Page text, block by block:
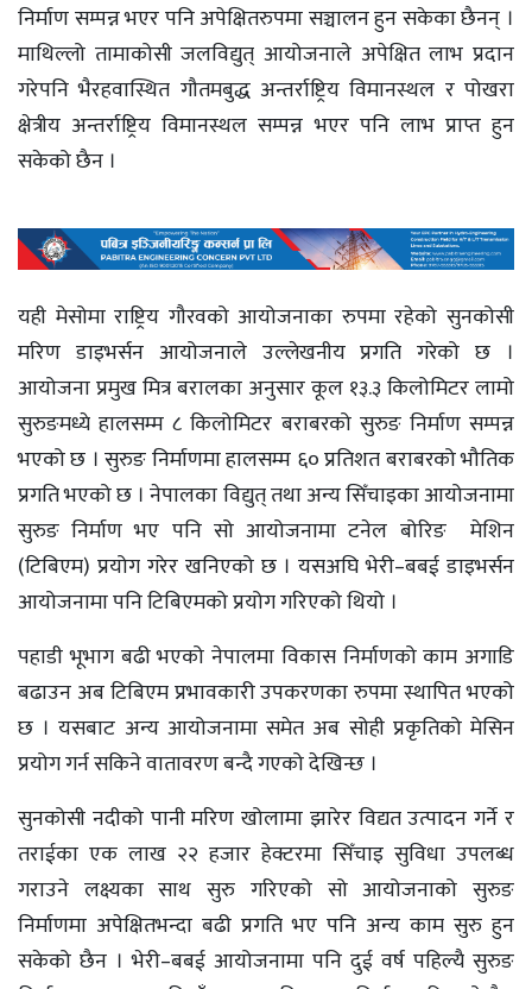
निर्माण सम्पन्न भएर पनि अपेक्षितरुपमा सञ्चालन हुन सकेका छैनन् ।
माथिल्लो तामाकोसी जलविद्युत् आयोजनाले अपेक्षित लाभ प्रदान
गरेपनि भैरहवास्थित गौतमबुद्ध अन्तर्राष्ट्रिय विमानस्थल र पोखरा
क्षेत्रीय अन्तर्राष्ट्रिय विमानस्थल सम्पन्न भएर पनि लाभ प्राप्त हुन
सकेको छैन ।
यही मेसोमा राष्ट्रिय गौरवको आयोजनाका रुपमा रहेको सुनकोसी
मरिण डाइभर्सन आयोजनाले उल्लेखनीय प्रगति गरेको छ ।
आयोजना प्रमुख मित्र बरालका अनुसार कूल १३.३ किलोमिटर लामो
सुरुङमध्ये हालसम्म ८ किलोमिटर बराबरको सुरुङ निर्माण सम्पन्न
भएको छ । सुरुङ निर्माणमा हालसम्म ६० प्रतिशत बराबरको भौतिक
प्रगति भएको छ । नेपालका विद्युत् तथा अन्य सिँचाइका आयोजनामा
सुरुङ निर्माण भए पनि सो आयोजनामा टनेल बोरिङ मेशिन
(टिबिएम) प्रयोग गरेर खनिएको छ । यसअघि भेरी–बबई डाइभर्सन
आयोजनामा पनि टिबिएमको प्रयोग गरिएको थियो ।
पहाडी भूभाग बढी भएको नेपालमा विकास निर्माणको काम अगाडि
बढाउन अब टिबिएम प्रभावकारी उपकरणका रुपमा स्थापित भएको
छ । यसबाट अन्य आयोजनामा समेत अब सोही प्रकृतिको मेसिन
प्रयोग गर्न सकिने वातावरण बन्दै गएको देखिन्छ ।
सुनकोसी नदीको पानी मरिण खोलामा झारेर विद्यत उत्पादन गर्ने र
तराईका एक लाख २२ हजार हेक्टरमा सिँचाइ सुविधा उपलब्ध
गराउने लक्ष्यका साथ सुरु गरिएको सो आयोजनाको सुरुङ
निर्माणमा अपेक्षितभन्दा बढी प्रगति भए पनि अन्य काम सुरु हुन
सकेको छैन । भेरी–बबई आयोजनामा पनि दुई वर्ष पहिल्यै सुरुङ